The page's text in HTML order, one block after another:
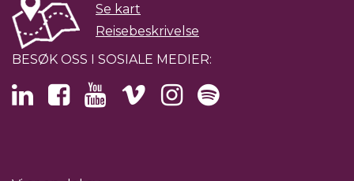
Se kart
Reisebeskrivelse
BESØK OSS I SOSIALE MEDIER: